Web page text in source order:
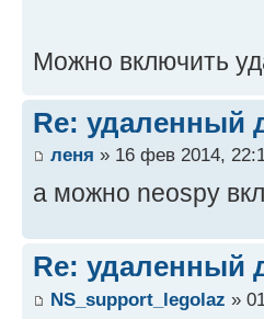
Можно включить
Re: удаленный
леня » 16 фев 2014,
а можно neospу
Re: удаленный
NS_support_legolaz »